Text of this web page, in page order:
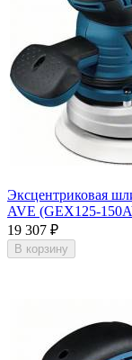
Эксцентриковая
AVE (GEX125-
19 307 ₽
В корзину